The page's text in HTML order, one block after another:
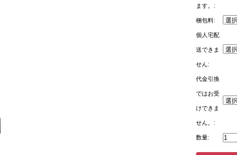
ます。:
梱包料:
個人宅配
送できま
せん:
代金引換
ではお受
けできま
せん。:
数量: